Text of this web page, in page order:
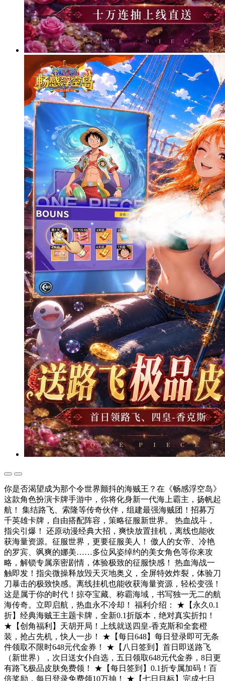
你是否渴望成为那个令世界颤抖的海贼王？在《畅感浮空岛》
这款角色扮演卡牌手游中，你将化身新一代海上霸主，扬帆起
航！ 集结路飞、索隆等传奇伙伴，组建最强海贼团！招募万
千英雄卡牌，自由搭配阵容，策略征服新世界。 热血战斗，
指尖引爆！​ 还原动漫经典大招，爽快放置挂机，离线也能收
获海量资源。征服世界，更要征服美人！​ 傲人的女帝、冷艳
的罗宾、飒爽的娜美……多位风姿绰约的美女角色等你来攻
略，解锁专属亲密剧情，体验极致的征服快感！ 热血海战一
触即发！指尖微操释放毁天灭地奥义，全屏特效炸裂，体验刀
刀暴击的极致快感。离线挂机也能收获海量资源，轻松变强！
这是属于你的时代！掠夺宝藏、称霸海域，书写独一无二的航
海传奇。立即启航，热血永不冷却！ 福利介绍： ★【永久0.1
折】经典海贼王主题卡牌，全新0.1折版本，绝对真实折扣！
★【创角福利】天胡开局！上线就送四皇-香克斯和全套橙
装，抢占先机，快人一步！ ★【每日648】每日登录即可无条
件领取不限时648元代金券！ ★【八日签到】首日即送路飞
（新世界），次日送女仆自选，五日领取648元代金券，8日更
有路飞极品皮肤免费领！ ★【每日签到】0.1折专属加码！百
倍奖励，每日登录免费领10万抽！ ★【七日目标】完成七日